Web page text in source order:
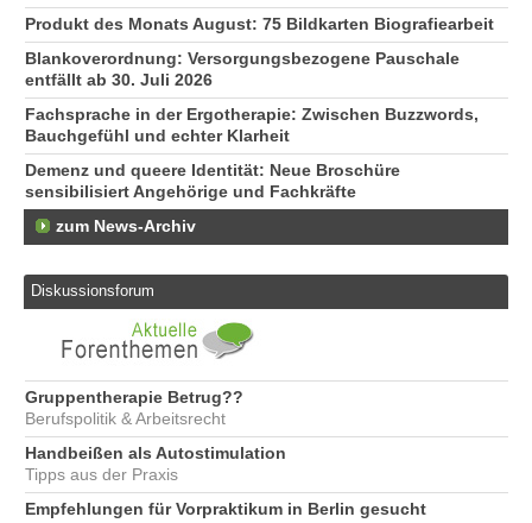
Produkt des Monats August: 75 Bildkarten Biografiearbeit
Blankoverordnung: Versorgungsbezogene Pauschale
entfällt ab 30. Juli 2026
Fachsprache in der Ergotherapie: Zwischen Buzzwords,
Bauchgefühl und echter Klarheit
Demenz und queere Identität: Neue Broschüre
sensibilisiert Angehörige und Fachkräfte
zum News-Archiv
Diskussionsforum
Gruppentherapie Betrug??
Berufspolitik & Arbeitsrecht
Handbeißen als Autostimulation
Tipps aus der Praxis
Empfehlungen für Vorpraktikum in Berlin gesucht